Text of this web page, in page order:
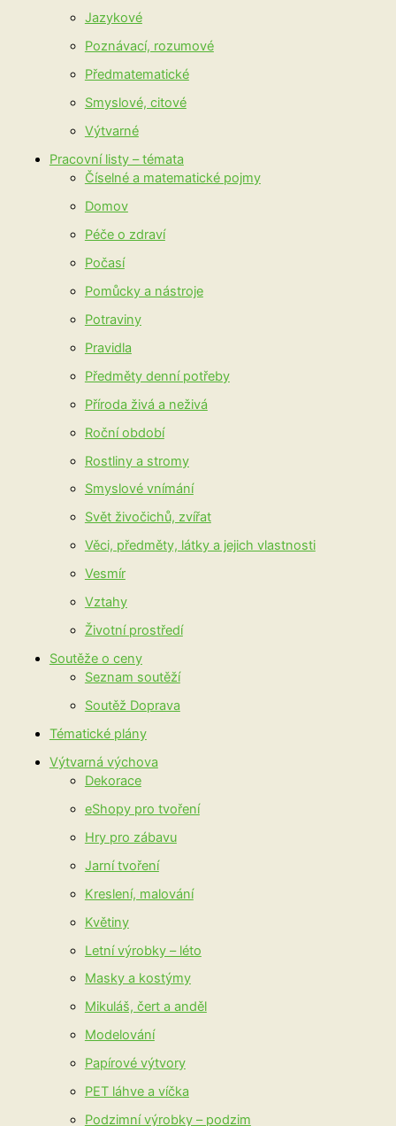
Jazykové
Poznávací, rozumové
Předmatematické
Smyslové, citové
Výtvarné
Pracovní listy – témata
Číselné a matematické pojmy
Domov
Péče o zdraví
Počasí
Pomůcky a nástroje
Potraviny
Pravidla
Předměty denní potřeby
Příroda živá a neživá
Roční období
Rostliny a stromy
Smyslové vnímání
Svět živočichů, zvířat
Věci, předměty, látky a jejich vlastnosti
Vesmír
Vztahy
Životní prostředí
Soutěže o ceny
Seznam soutěží
Soutěž Doprava
Tématické plány
Výtvarná výchova
Dekorace
eShopy pro tvoření
Hry pro zábavu
Jarní tvoření
Kreslení, malování
Květiny
Letní výrobky – léto
Masky a kostýmy
Mikuláš, čert a anděl
Modelování
Papírové výtvory
PET láhve a víčka
Podzimní výrobky – podzim